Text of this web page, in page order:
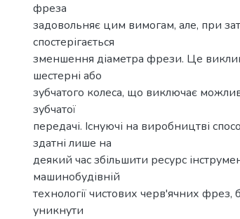
фреза
задовольняє цим вимогам, але, при
спостерігається
зменшення діаметра фрези. Це
шестерні або
зубчатого колеса, що виключає
зубчатої
передачі. Існуючі на виробництві
здатні лише на
деякий час збільшити ресурс
машинобудівній
технології чистових черв'ячних фрез,
уникнути